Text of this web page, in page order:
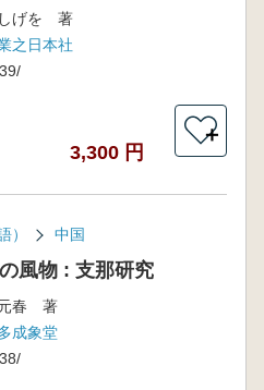
げを 著
之日本社
3,300 円
＋
） 中国
風物 : 支那研究
春 著
成象堂